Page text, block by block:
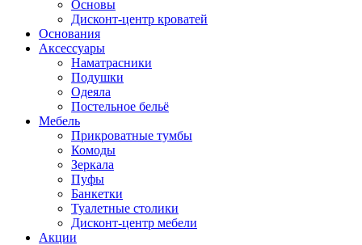
Основы
Дисконт-центр кроватей
Основания
Аксессуары
Наматрасники
Подушки
Одеяла
Постельное бельё
Мебель
Прикроватные тумбы
Комоды
Зеркала
Пуфы
Банкетки
Туалетные столики
Дисконт-центр мебели
Акции